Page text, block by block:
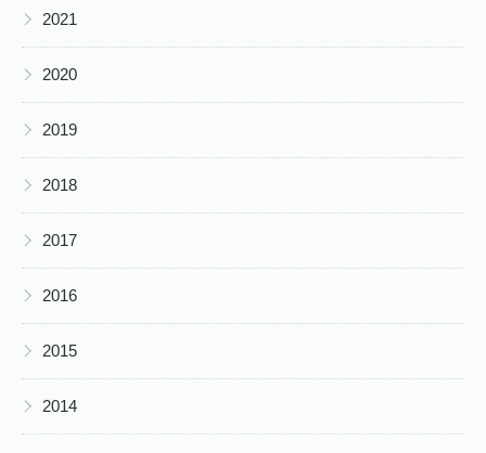
▶ 2021
▶ 2020
▶ 2019
▶ 2018
▶ 2017
▶ 2016
▶ 2015
▶ 2014